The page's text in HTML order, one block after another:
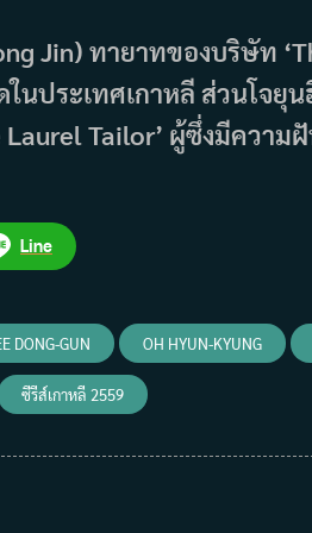
Jin) ทายาทของบริษัท
นประเทศเกาหลี ส่วนโจยุ
Tailor’ ผู้ซึ่งมีความ
Line
DONG-GUN OH HYUN-KYUNG
ซีรีส์เกาหลี 2559